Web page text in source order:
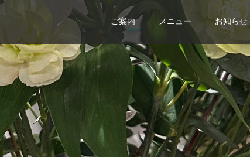
ご案内 メニュー お知らせ